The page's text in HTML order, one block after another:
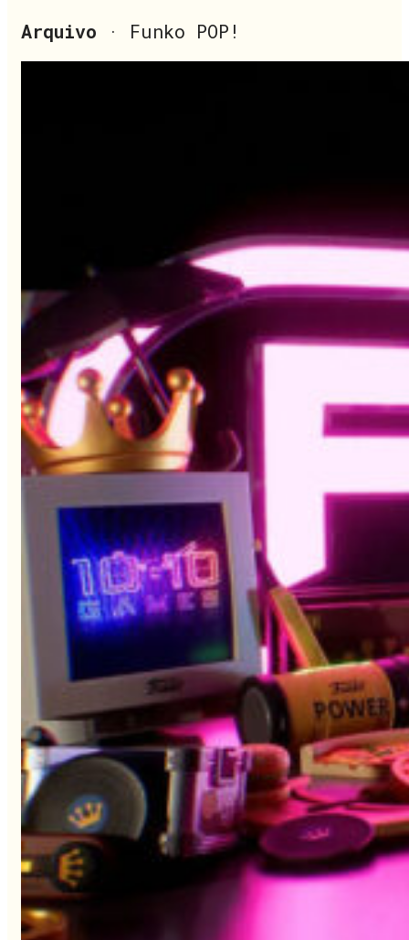
Arquivo · Funko POP!